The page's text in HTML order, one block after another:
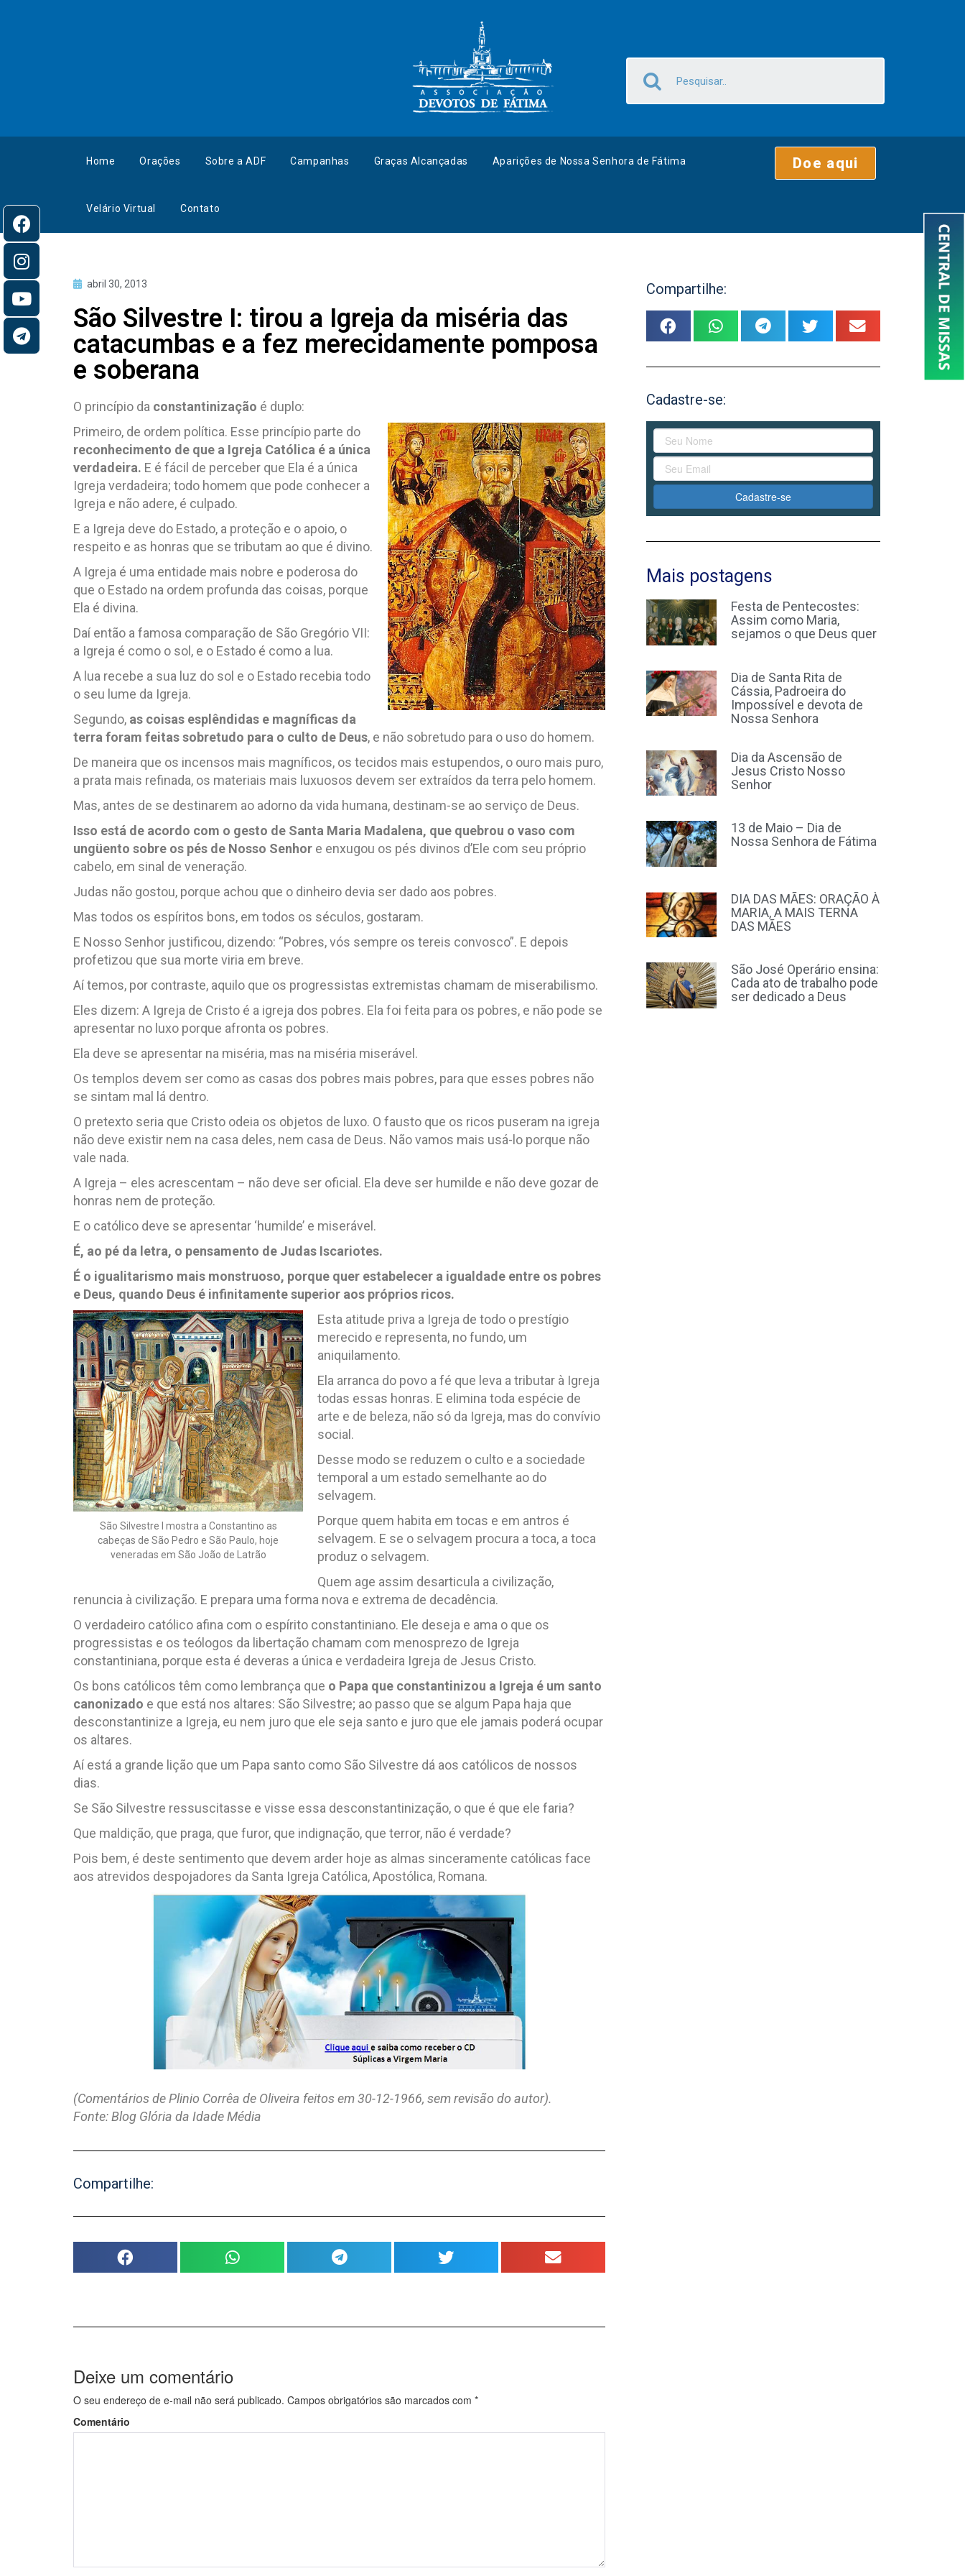
Home Orações Sobre a ADF Campanhas Graças Alcançadas Aparições de Nossa Senhora de Fátima
Velário Virtual Contato
Doe aqui
abril 30, 2013
São Silvestre I: tirou a Igreja da miséria das
catacumbas e a fez merecidamente pomposa
e soberana
O princípio da constantinização é duplo:
Primeiro, de ordem política. Esse princípio parte do
reconhecimento de que a Igreja Católica é a única
verdadeira. E é fácil de perceber que Ela é a única
Igreja verdadeira; todo homem que pode conhecer a
Igreja e não adere, é culpado.
E a Igreja deve do Estado, a proteção e o apoio, o
respeito e as honras que se tributam ao que é divino.
A Igreja é uma entidade mais nobre e poderosa do
que o Estado na ordem profunda das coisas, porque
Ela é divina.
Daí então a famosa comparação de São Gregório VII:
a Igreja é como o sol, e o Estado é como a lua.
A lua recebe a sua luz do sol e o Estado recebia todo
o seu lume da Igreja.
Segundo, as coisas esplêndidas e magníficas da
terra foram feitas sobretudo para o culto de Deus, e não sobretudo para o uso do homem.
De maneira que os incensos mais magníficos, os tecidos mais estupendos, o ouro mais puro,
a prata mais refinada, os materiais mais luxuosos devem ser extraídos da terra pelo homem.
Mas, antes de se destinarem ao adorno da vida humana, destinam-se ao serviço de Deus.
Isso está de acordo com o gesto de Santa Maria Madalena, que quebrou o vaso com
ungüento sobre os pés de Nosso Senhor e enxugou os pés divinos d’Ele com seu próprio
cabelo, em sinal de veneração.
Judas não gostou, porque achou que o dinheiro devia ser dado aos pobres.
Mas todos os espíritos bons, em todos os séculos, gostaram.
E Nosso Senhor justificou, dizendo: “Pobres, vós sempre os tereis convosco”. E depois
profetizou que sua morte viria em breve.
Aí temos, por contraste, aquilo que os progressistas extremistas chamam de miserabilismo.
Eles dizem: A Igreja de Cristo é a igreja dos pobres. Ela foi feita para os pobres, e não pode se
apresentar no luxo porque afronta os pobres.
Ela deve se apresentar na miséria, mas na miséria miserável.
Os templos devem ser como as casas dos pobres mais pobres, para que esses pobres não
se sintam mal lá dentro.
O pretexto seria que Cristo odeia os objetos de luxo. O fausto que os ricos puseram na igreja
não deve existir nem na casa deles, nem casa de Deus. Não vamos mais usá-lo porque não
vale nada.
A Igreja – eles acrescentam – não deve ser oficial. Ela deve ser humilde e não deve gozar de
honras nem de proteção.
E o católico deve se apresentar ‘humilde’ e miserável.
É, ao pé da letra, o pensamento de Judas Iscariotes.
É o igualitarismo mais monstruoso, porque quer estabelecer a igualdade entre os pobres
e Deus, quando Deus é infinitamente superior aos próprios ricos.
São Silvestre I mostra a Constantino as
cabeças de São Pedro e São Paulo, hoje
veneradas em São João de Latrão
Esta atitude priva a Igreja de todo o prestígio
merecido e representa, no fundo, um
aniquilamento.
Ela arranca do povo a fé que leva a tributar à Igreja
todas essas honras. E elimina toda espécie de
arte e de beleza, não só da Igreja, mas do convívio
social.
Desse modo se reduzem o culto e a sociedade
temporal a um estado semelhante ao do
selvagem.
Porque quem habita em tocas e em antros é
selvagem. E se o selvagem procura a toca, a toca
produz o selvagem.
Quem age assim desarticula a civilização,
renuncia à civilização. E prepara uma forma nova e extrema de decadência.
O verdadeiro católico afina com o espírito constantiniano. Ele deseja e ama o que os
progressistas e os teólogos da libertação chamam com menosprezo de Igreja
constantiniana, porque esta é deveras a única e verdadeira Igreja de Jesus Cristo.
Os bons católicos têm como lembrança que o Papa que constantinizou a Igreja é um santo
canonizado e que está nos altares: São Silvestre; ao passo que se algum Papa haja que
desconstantinize a Igreja, eu nem juro que ele seja santo e juro que ele jamais poderá ocupar
os altares.
Aí está a grande lição que um Papa santo como São Silvestre dá aos católicos de nossos
dias.
Se São Silvestre ressuscitasse e visse essa desconstantinização, o que é que ele faria?
Que maldição, que praga, que furor, que indignação, que terror, não é verdade?
Pois bem, é deste sentimento que devem arder hoje as almas sinceramente católicas face
aos atrevidos despojadores da Santa Igreja Católica, Apostólica, Romana.
(Comentários de Plinio Corrêa de Oliveira feitos em 30-12-1966, sem revisão do autor).
Fonte: Blog Glória da Idade Média
Compartilhe:
Deixe um comentário
O seu endereço de e-mail não será publicado. Campos obrigatórios são marcados com *
Comentário
Compartilhe:
Cadastre-se:
Cadastre-se
Mais postagens
Festa de Pentecostes:
Assim como Maria,
sejamos o que Deus quer
Dia de Santa Rita de
Cássia, Padroeira do
Impossível e devota de
Nossa Senhora
Dia da Ascensão de
Jesus Cristo Nosso
Senhor
13 de Maio – Dia de
Nossa Senhora de Fátima
DIA DAS MÃES: ORAÇÃO À
MARIA, A MAIS TERNA
DAS MÃES
São José Operário ensina:
Cada ato de trabalho pode
ser dedicado a Deus